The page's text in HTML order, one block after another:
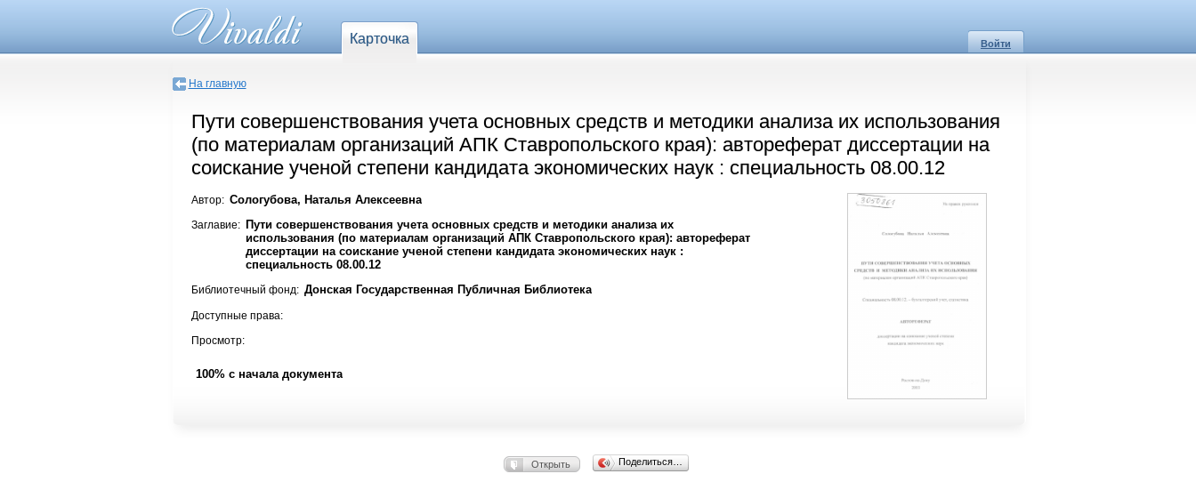
Карточка Войти
На главную
Пути совершенствования учета основных средств и методики анализа их использования
(по материалам организаций АПК Ставропольского края): автореферат диссертации на
соискание ученой степени кандидата экономических наук : специальность 08.00.12
Автор: Сологубова, Наталья Алексеевна
Заглавие:
Пути совершенствования учета основных средств и методики анализа их
использования (по материалам организаций АПК Ставропольского края): автореферат
диссертации на соискание ученой степени кандидата экономических наук :
специальность 08.00.12
Библиотечный фонд: Донская Государственная Публичная Библиотека
Доступные права:
Просмотр:
100% с начала документа
Открыть Поделиться…